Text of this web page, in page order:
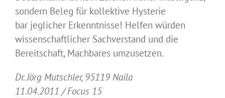
sondern Beleg für kollektive Hysterie
bar jeglicher Erkenntnisse! Helfen würden
wissenschaftlicher Sachverstand und die
Bereitschaft, Machbares umzusetzen.
Dr. Jörg Mutschler, 95119 Naila
11.04.2011 / Focus 15